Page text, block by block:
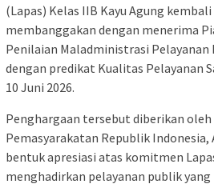
(Lapas) Kelas IIB Kayu Agung
membanggakan dengan menerima
Penilaian Maladministrasi Pelayanan
dengan predikat Kualitas Pelayanan
10 Juni 2026.
Penghargaan tersebut diberikan
Pemasyarakatan Republik Indonesia,
bentuk apresiasi atas komitmen
menghadirkan pelayanan publik